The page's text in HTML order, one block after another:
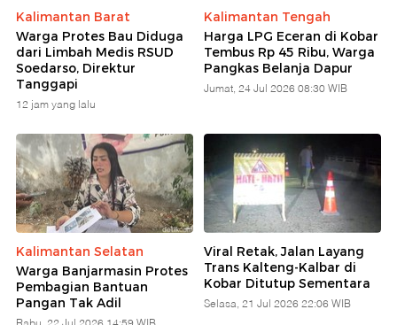
Kalimantan Barat
Warga Protes Bau Diduga
dari Limbah Medis RSUD
Soedarso, Direktur
Tanggapi
12 jam yang lalu
Kalimantan Tengah
Harga LPG Eceran di Kobar
Tembus Rp 45 Ribu, Warga
Pangkas Belanja Dapur
Jumat, 24 Jul 2026 08:30 WIB
Kalimantan Selatan
Warga Banjarmasin Protes
Pembagian Bantuan
Pangan Tak Adil
Viral Retak, Jalan Layang
Trans Kalteng-Kalbar di
Kobar Ditutup Sementara
Selasa, 21 Jul 2026 22:06 WIB